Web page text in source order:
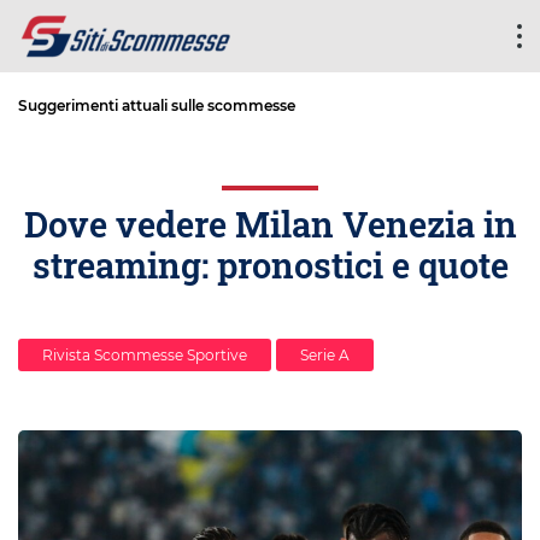
Suggerimenti attuali sulle scommesse
Dove vedere Milan Venezia in
streaming: pronostici e quote
Rivista Scommesse Sportive Serie A